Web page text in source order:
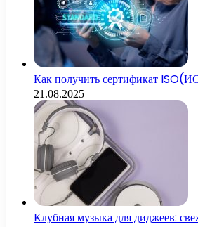
Как получить сертификат
21.08.2025
Клубная музыка для диджеев: